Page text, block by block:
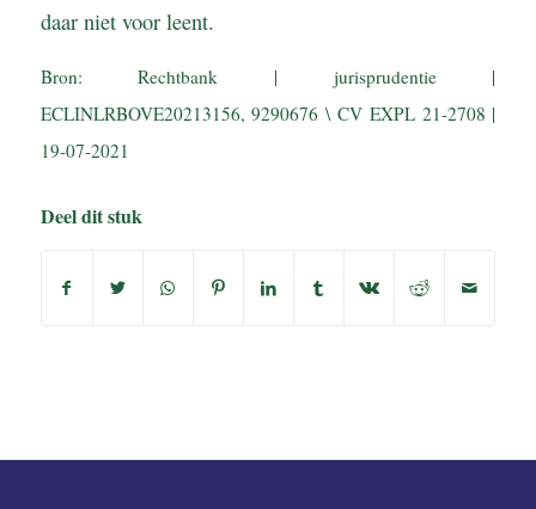
daar niet voor leent.
Bron: Rechtbank | jurisprudentie |
ECLINLRBOVE20213156, 9290676 \ CV EXPL 21-2708 |
19-07-2021
Deel dit stuk